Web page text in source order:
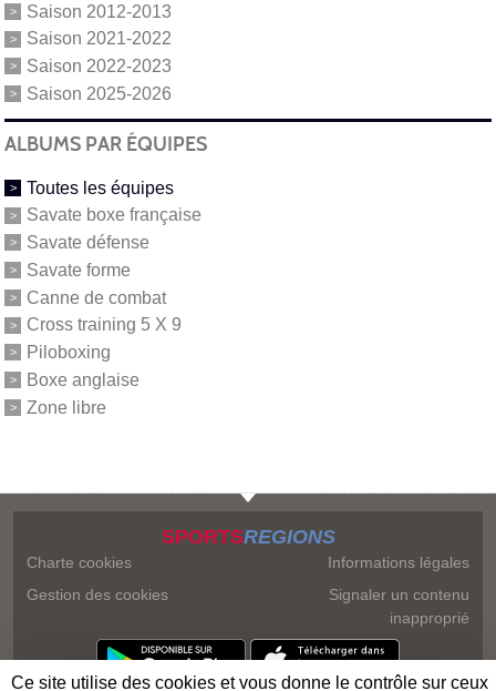
Saison 2012-2013
Saison 2021-2022
Saison 2022-2023
Saison 2025-2026
ALBUMS PAR ÉQUIPES
Toutes les équipes
Savate boxe française
Savate défense
Savate forme
Canne de combat
Cross training 5 X 9
Piloboxing
Boxe anglaise
Zone libre
SPORTSREGIONS
Charte cookies
Gestion des cookies
Informations légales
Signaler un contenu
inapproprié
Ce site utilise des cookies et vous donne le contrôle sur ceux